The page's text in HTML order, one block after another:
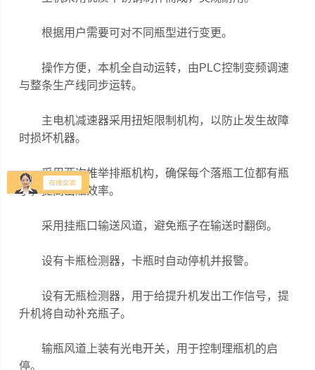
根据用户需要可对不同瓶型进行变更。
操作方便，本机全自动运转，由PLC控制变频调速
与整条生产线同步运转。
主电机减速器采用扭矩限制机构，以防止发生故障
时损坏机器。
采用两次推举排瓶机构，确保每个落瓶工位都有瓶
子，提高出瓶效率。
采用挂瓶口输送风道，避免瓶子在输送时翻倒。
设有卡瓶检测器，卡瓶时自动停机并报警。
设有无瓶检测器，用于给提升机发出工作信号，提
升机将自动补充瓶子。
输瓶风道上装有光电开关，用于控制理瓶机的启
停。